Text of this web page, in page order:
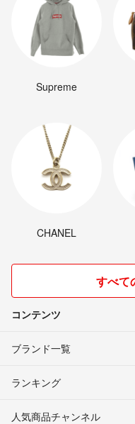
Supreme
CHANEL
すべて
コンテンツ
ブランド一覧
ランキング
人気商品チャンネル